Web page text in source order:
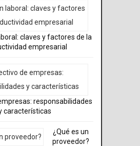
claves y factores de la
empresarial
responsabilidades
características
¿Qué es un
proveedor?